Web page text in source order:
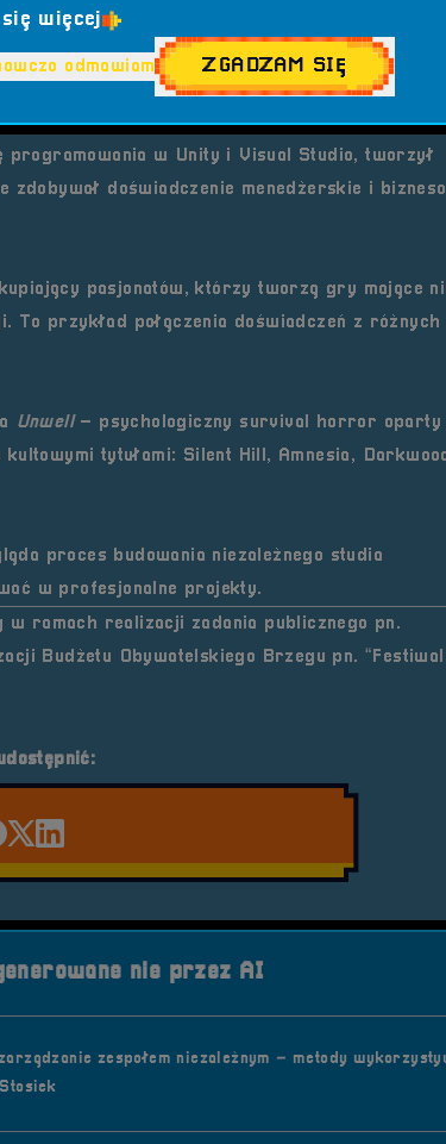
6 września 2025 roku o godzinie 17:30 w Ratuszu
Już jako dziecko nie tylko grał, ale także
programowania w Unity i Visual Studio, tworzył
zdobywał doświadczenie menedżerskie i
pasjonatów, którzy tworzą gry mające
przykład połączenia doświadczeń z różnych
Unwell– psychologiczny survival horror oparty
tytułami: Silent Hill, Amnesia, Darkwood
proces budowania niezależnego studia
w profesjonalne projekty.
w ramach realizacji zadania publicznego pn.
Budżetu Obywatelskiego Brzegu pn.“Festiwal
na facebook'u
Udostępnij na Twiterze
Udostępnij na LinkedIn
nie przez AI
zespołem niezależnym – metody
więcej
odmawiam ZGADZAM SIĘ